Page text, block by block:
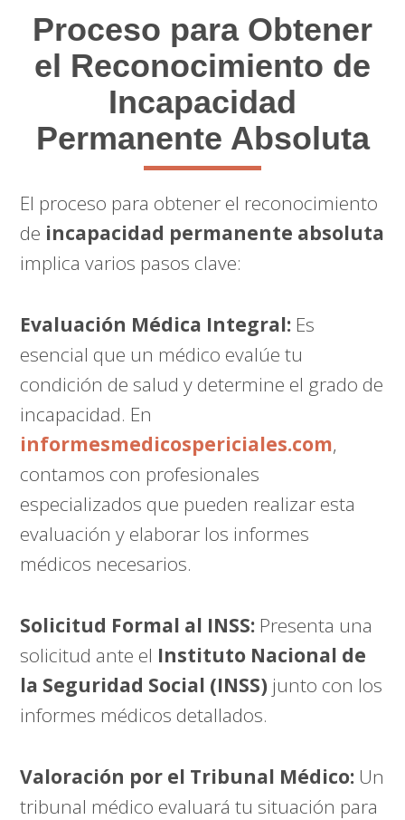
Proceso para Obtener
el Reconocimiento de
Incapacidad
Permanente Absoluta
El proceso para obtener el reconocimiento
de incapacidad permanente absoluta
implica varios pasos clave:
Evaluación Médica Integral: Es
esencial que un médico evalúe tu
condición de salud y determine el grado de
incapacidad. En
informesmedicospericiales.com,
contamos con profesionales
especializados que pueden realizar esta
evaluación y elaborar los informes
médicos necesarios.
Solicitud Formal al INSS: Presenta una
solicitud ante el Instituto Nacional de
la Seguridad Social (INSS) junto con los
informes médicos detallados.
Valoración por el Tribunal Médico: Un
tribunal médico evaluará tu situación para